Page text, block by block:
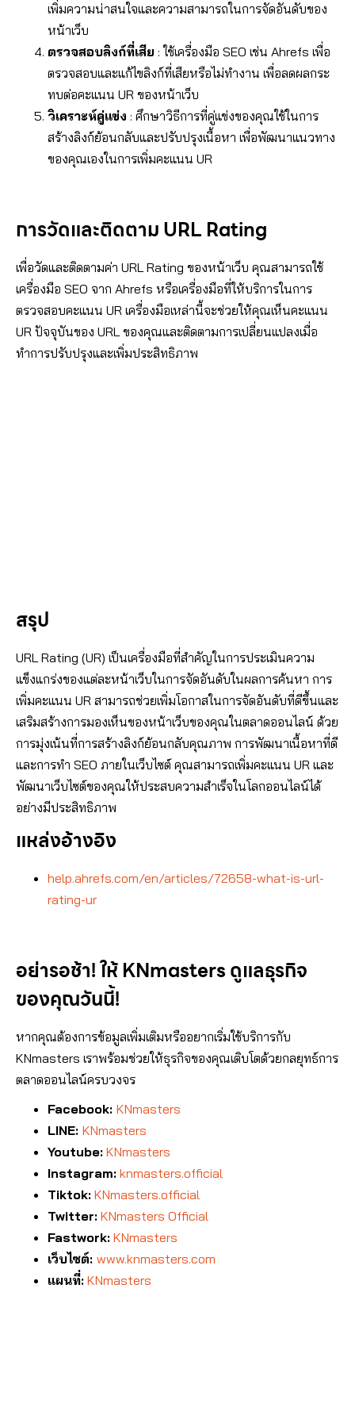
เพิ่มความน่าสนใจและความสามารถในการจัดอันดับของ
หน้าเว็บ
ตรวจสอบลิงก์ที่เสีย : ใช้เครื่องมือ SEO เช่น Ahrefs เพื่อ
ตรวจสอบและแก้ไขลิงก์ที่เสียหรือไม่ทำงาน เพื่อลดผลกระ
ทบต่อคะแนน UR ของหน้าเว็บ
วิเคราะห์คู่แข่ง : ศึกษาวิธีการที่คู่แข่งของคุณใช้ในการ
สร้างลิงก์ย้อนกลับและปรับปรุงเนื้อหา เพื่อพัฒนาแนวทาง
ของคุณเองในการเพิ่มคะแนน UR
การวัดและติดตาม URL Rating
เพื่อวัดและติดตามค่า URL Rating ของหน้าเว็บ คุณสามารถใช้
เครื่องมือ SEO จาก Ahrefs หรือเครื่องมือที่ให้บริการในการ
ตรวจสอบคะแนน UR เครื่องมือเหล่านี้จะช่วยให้คุณเห็นคะแนน
UR ปัจจุบันของ URL ของคุณและติดตามการเปลี่ยนแปลงเมื่อ
ทำการปรับปรุงและเพิ่มประสิทธิภาพ
สรุป
URL Rating (UR) เป็นเครื่องมือที่สำคัญในการประเมินความ
แข็งแกร่งของแต่ละหน้าเว็บในการจัดอันดับในผลการค้นหา การ
เพิ่มคะแนน UR สามารถช่วยเพิ่มโอกาสในการจัดอันดับที่ดีขึ้นและ
เสริมสร้างการมองเห็นของหน้าเว็บของคุณในตลาดออนไลน์ ด้วย
การมุ่งเน้นที่การสร้างลิงก์ย้อนกลับคุณภาพ การพัฒนาเนื้อหาที่ดี
และการทำ SEO ภายในเว็บไซต์ คุณสามารถเพิ่มคะแนน UR และ
พัฒนาเว็บไซต์ของคุณให้ประสบความสำเร็จในโลกออนไลน์ได้
อย่างมีประสิทธิภาพ
แหล่งอ้างอิง
help.ahrefs.com/en/articles/72658-what-is-url-
rating-ur
อย่ารอช้า! ให้ KNmasters ดูแลธุรกิจ
ของคุณวันนี้!
หากคุณต้องการข้อมูลเพิ่มเติมหรืออยากเริ่มใช้บริการกับ
KNmasters เราพร้อมช่วยให้ธุรกิจของคุณเติบโตด้วยกลยุทธ์การ
ตลาดออนไลน์ครบวงจร
Facebook: KNmasters
LINE: KNmasters
Youtube: KNmasters
Instagram: knmasters.official
Tiktok: KNmasters.official
Twitter: KNmasters Official
Fastwork: KNmasters
เว็บไซต์: www.knmasters.com
แผนที่: KNmasters